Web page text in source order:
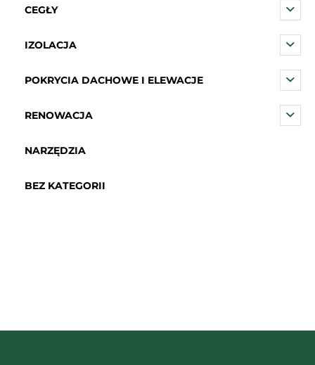
CEGŁY
IZOLACJA
POKRYCIA DACHOWE I ELEWACJE
RENOWACJA
NARZĘDZIA
BEZ KATEGORII